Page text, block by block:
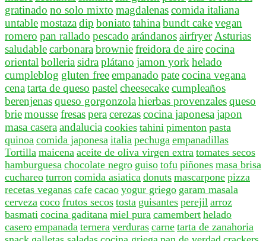
gratinado no solo mixto magdalenascomida italiana
untablemostazadip boniato tahinabundt cakevegan
romero pan rallado pescado arándanosairfryerAsturias
saludablecarbonarabrowniefreidora de airecocina
orientalbolleriasidraplátano jamon yorkhelado
cumpleblog gluten freeempanado patecocina vegana
cenatarta de queso pastelcheesecakecumpleaños
berenjenasqueso gorgonzolahierbas provenzalesqueso
briemoussefresasperacerezascocina japonesajapon
masa caseraandalucia cookies tahini pimenton pasta
quinoa comida japonesa italia pechuga empanadillas
Tortilla maicena aceite de oliva virgen extra tomates secos
hamburguesa chocolate negro guiso tofu piñones masa brisa
cuchareo turron comida asiatica donuts mascarpone pizza
recetas veganas cafe cacao yogur griego garam masala
cerveza coco frutos secos tosta guisantes perejil arroz
basmati cocina gaditana miel pura camembert helado
casero empanada ternera verduras carne tarta de zanahoria